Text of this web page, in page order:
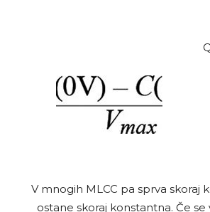
V mnogih MLCC pa sprva
ostane skoraj konstantna. Če